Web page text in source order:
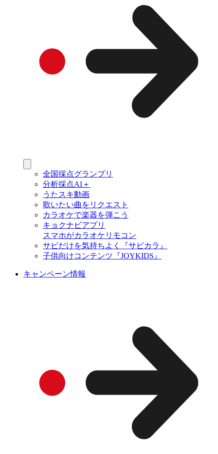
全国採点グランプリ
分析採点AI＋
うたスキ動画
歌いたい曲をリクエスト
カラオケで楽器を弾こう
キョクナビアプリ
スマホがカラオケリモコン
サビだけを気持ちよく『サビカラ』
子供向けコンテンツ『JOYKIDS』
キャンペーン情報